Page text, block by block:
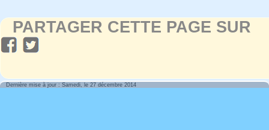
PARTAGER CETTE PAGE SUR
Dernière mise à jour : Samedi, le 27 décembre 2014